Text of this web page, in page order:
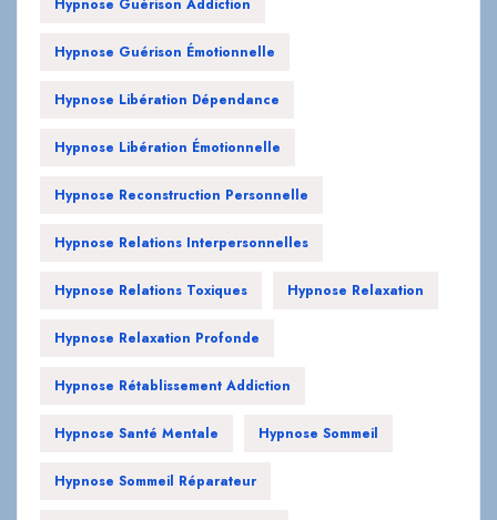
Hypnose Guérison Addiction
Hypnose Guérison Émotionnelle
Hypnose Libération Dépendance
Hypnose Libération Émotionnelle
Hypnose Reconstruction Personnelle
Hypnose Relations Interpersonnelles
Hypnose Relations Toxiques Hypnose Relaxation
Hypnose Relaxation Profonde
Hypnose Rétablissement Addiction
Hypnose Santé Mentale Hypnose Sommeil
Hypnose Sommeil Réparateur